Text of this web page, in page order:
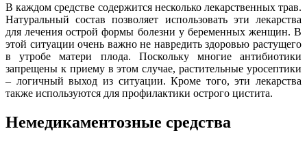
В каждом средстве содержится несколько лекарственных трав.
Натуральный состав позволяет использовать эти лекарства
для лечения острой формы болезни у беременных женщин. В
этой ситуации очень важно не навредить здоровью растущего
в утробе матери плода. Поскольку многие антибиотики
запрещены к приему в этом случае, растительные уросептики
– логичный выход из ситуации. Кроме того, эти лекарства
также используются для профилактики острого цистита.
Немедикаментозные средства